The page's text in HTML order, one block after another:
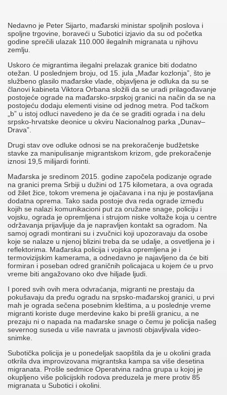
Nedavno je Peter Sijarto, mađarski ministar spoljnih poslova i
spoljne trgovine, boraveći u Subotici izjavio da su od početka
godine sprečili ulazak 110.000 ilegalnih migranata u njihovu
zemlju.
Uskoro će migrantima ilegalni prelazak granice biti dodatno
otežan. U poslednjem broju, od 15. jula „Mađar kozlonja”, što je
službeno glasilo mađarske vlade, objavljena je odluka da su se
članovi kabineta Viktora Orbana složili da se uradi prilagođavanje
postojeće ograde na mađarsko-srpskoj granici na način da se na
postojeću dodaju elementi visine od jednog metra. Pod tačkom
„b” u istoj odluci navedeno je da će se graditi ograda i na delu
srpsko-hrvatske deonice u okviru Nacionalnog parka „Dunav–
Drava”.
Drugi stav ove odluke odnosi se na prekoračenje budžetske
stavke za manipulisanje migrantskom krizom, gde prekoračenje
iznosi 19,5 milijardi forinti.
Mađarska je sredinom 2015. godine započela podizanje ograde
na granici prema Srbiji u dužini od 175 kilometara, a ova ograda
od žilet žice, tokom vremena je ojačavana i na nju je postavljana
dodatna oprema. Tako sada postoje dva reda ograde između
kojih se nalazi komunikacioni put za oružane snage, policiju i
vojsku, ograda je opremljena i strujom niske voltaže koja u centre
održavanja prijavljuje da je napravljen kontakt sa ogradom. Na
samoj ogradi montirani su i zvučnici koji upozoravaju da osobe
koje se nalaze u njenoj blizini treba da se udalje, a osvetljena je i
reflektorima. Mađarska policija i vojska opremljena je i
termovizijskim kamerama, a odnedavno je najavljeno da će biti
formiran i poseban odred graničnih policajaca u kojem će u prvo
vreme biti angažovano oko dve hiljade ljudi.
I pored svih ovih mera odvraćanja, migranti ne prestaju da
pokušavaju da pređu ogradu na srpsko-mađarskoj granici, u prvi
mah je ograda sečena posebnim kleštima, a u poslednje vreme
migranti koriste duge merdevine kako bi prešli granicu, a ne
prezaju ni o napada na mađarske snage o čemu je policija našeg
severnog suseda u više navrata u javnosti objavljivala video-
snimke.
Subotička policija je u ponedeljak saopštila da je u okolini grada
otkrila dva improvizovana migrantska kampa sa više desetina
migranata. Prošle sedmice Operatvina radna grupa u kojoj je
okupljeno više policijskih rodova preduzela je mere protiv 85
migranata u Subotici i okolini.